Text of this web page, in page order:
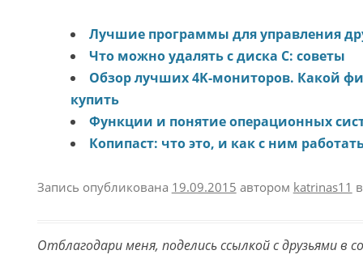
Лучшие программы для управления
Что можно удалять с диска С: советы
Обзор лучших 4K-мониторов. Какой
купить
Функции и понятие операционных
Копипаст: что это, и как с ним
Запись опубликована 19.09.2015 автором katrinas11
Отблагодари меня, поделись ссылкой с друзьями в